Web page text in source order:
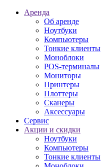
Аренда
Об аренде
Ноутбуки
Компьютеры
Тонкие клиенты
Моноблоки
POS-терминалы
Мониторы
Принтеры
Плоттеры
Сканеры
Аксессуары
Сервис
Акции и скидки
Ноутбуки
Компьютеры
Тонкие клиенты